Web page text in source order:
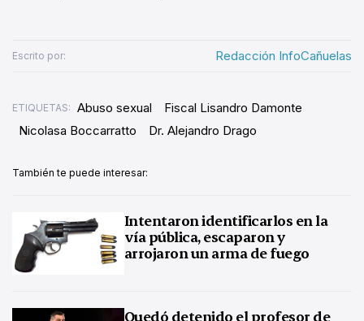
Escrito por: Redacción InfoCañuelas
ETIQUETAS: Abuso sexual
Fiscal Lisandro Damonte
Nicolasa Boccarratto
Dr. Alejandro Drago
También te puede interesar:
Intentaron identificarlos en la
vía pública, escaparon y
arrojaron un arma de fuego
Quedó detenido el profesor de